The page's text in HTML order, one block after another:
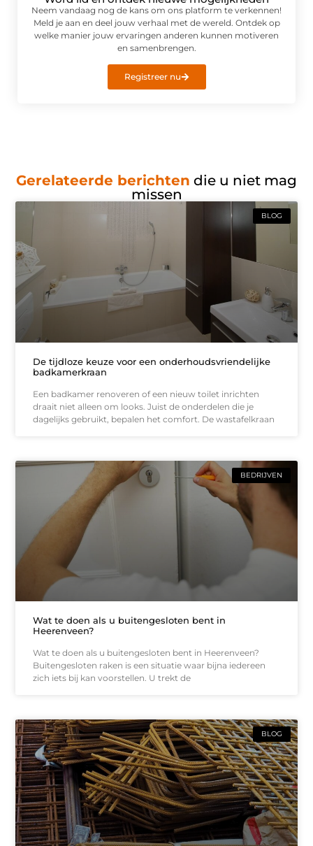
Neem vandaag nog de kans om ons platform te verkennen!
Meld je aan en deel jouw verhaal met de wereld. Ontdek op
welke manier jouw ervaringen anderen kunnen motiveren
en samenbrengen.
Registreer nu
Gerelateerde berichten die u niet mag
missen
BLOG
De tijdloze keuze voor een onderhoudsvriendelijke
badkamerkraan
Een badkamer renoveren of een nieuw toilet inrichten
draait niet alleen om looks. Juist de onderdelen die je
dagelijks gebruikt, bepalen het comfort. De wastafelkraan
BEDRIJVEN
Wat te doen als u buitengesloten bent in
Heerenveen?
Wat te doen als u buitengesloten bent in Heerenveen?
Buitengesloten raken is een situatie waar bijna iedereen
zich iets bij kan voorstellen. U trekt de
BLOG